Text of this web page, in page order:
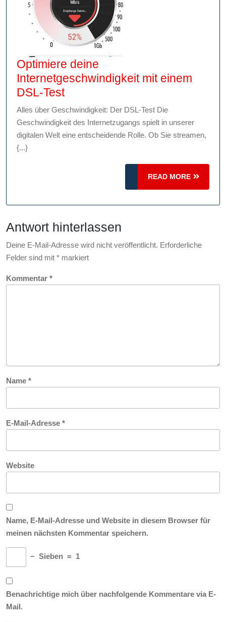
Optimiere deine
Internetgeschwindigkeit mit einem
DSL-TestOptimiere
deine
Internetgeschwindigkeit
mit
Alles über Geschwindigkeit: Der DSL-Test Die
Geschwindigkeit des Internetzugangs spielt in unserer
digitalen Welt eine entscheidende Rolle. Ob Sie streamen,
{...}
READ MORE
READ
MORE
Antwort hinterlassen
Deine E-Mail-Adresse wird nicht veröffentlicht. Erforderliche
Felder sind mit * markiert
Kommentar *
Name *
E-Mail-Adresse *
Website
Name, E-Mail-Adresse und Website in diesem Browser für
meinen nächsten Kommentar speichern.
− Sieben = 1
Benachrichtige mich über nachfolgende Kommentare via E-
Mail.